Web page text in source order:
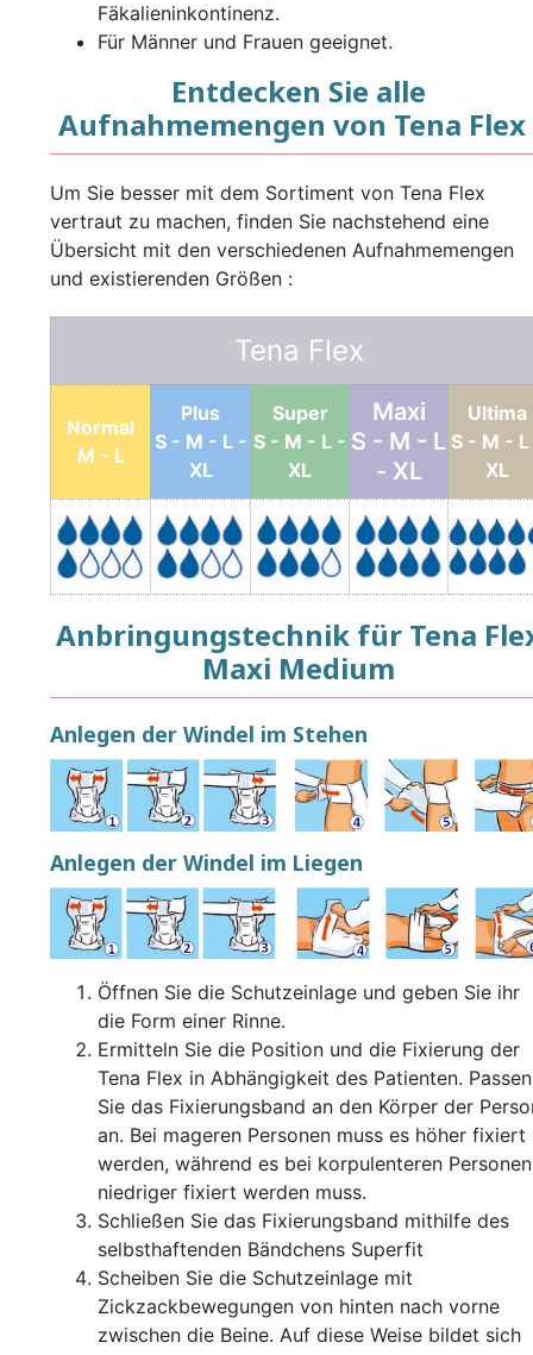
Fäkalieninkontinenz.
Für Männer und Frauen geeignet.
Entdecken Sie alle
Aufnahmemengen von Tena Flex
Um Sie besser mit dem Sortiment von Tena Flex
vertraut zu machen, finden Sie nachstehend eine
Übersicht mit den verschiedenen Aufnahmemengen
und existierenden Größen :
Tena Flex
Normal
M - L
Plus
S - M - L -
XL
Super
S - M - L -
XL
Maxi
S - M - L
- XL
Ultima
S - M -
XL
Anbringungstechnik für Tena
Maxi Medium
Anlegen der Windel im Stehen
Anlegen der Windel im Liegen
Öffnen Sie die Schutzeinlage und geben Sie ihr
die Form einer Rinne.
Ermitteln Sie die Position und die Fixierung der
Tena Flex in Abhängigkeit des Patienten. Passen
Sie das Fixierungsband an den Körper der
an. Bei mageren Personen muss es höher fixiert
werden, während es bei korpulenteren Personen
niedriger fixiert werden muss.
Schließen Sie das Fixierungsband mithilfe des
selbsthaftenden Bändchens Superfit
Scheiben Sie die Schutzeinlage mit
Zickzackbewegungen von hinten nach vorne
zwischen die Beine. Auf diese Weise bildet sich